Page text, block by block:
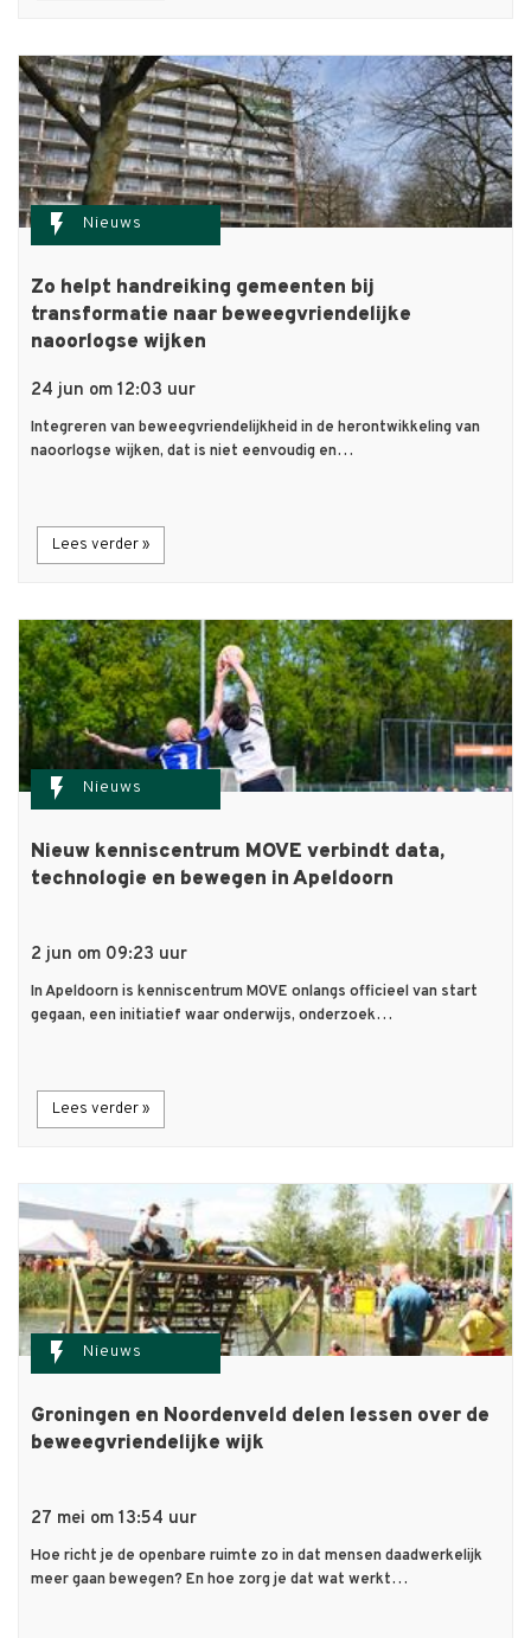
flash_on Nieuws
Zo helpt handreiking gemeenten bij
transformatie naar beweegvriendelijke
naoorlogse wijken
24 jun om 12:03 uur
Integreren van beweegvriendelijkheid in de herontwikkeling van
naoorlogse wijken, dat is niet eenvoudig en…
Lees verder »
flash_on Nieuws
Nieuw kenniscentrum MOVE verbindt data,
technologie en bewegen in Apeldoorn
2 jun om 09:23 uur
In Apeldoorn is kenniscentrum MOVE onlangs officieel van start
gegaan, een initiatief waar onderwijs, onderzoek…
Lees verder »
flash_on Nieuws
Groningen en Noordenveld delen lessen over de
beweegvriendelijke wijk
27 mei om 13:54 uur
Hoe richt je de openbare ruimte zo in dat mensen daadwerkelijk
meer gaan bewegen? En hoe zorg je dat wat werkt…